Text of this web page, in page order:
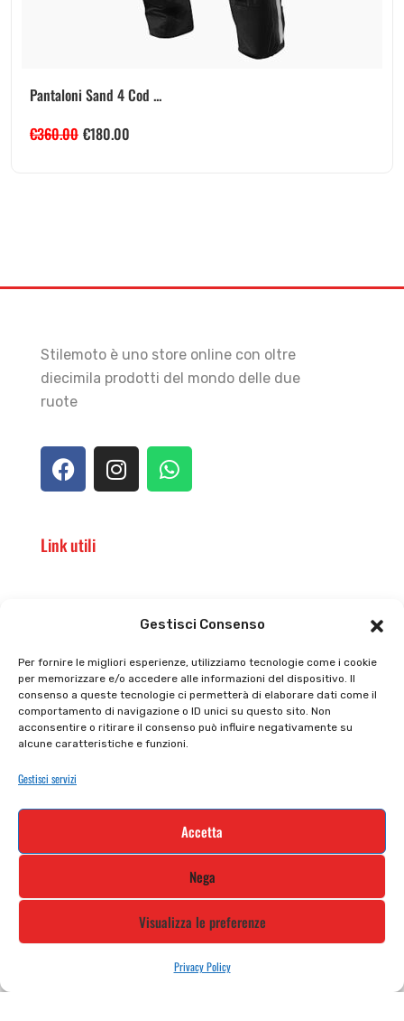
Gestisci Consenso
Per fornire le migliori esperienze, utilizziamo tecnologie come i cookie
per memorizzare e/o accedere alle informazioni del dispositivo. Il
consenso a queste tecnologie ci permetterà di elaborare dati come il
comportamento di navigazione o ID unici su questo sito. Non
acconsentire o ritirare il consenso può influire negativamente su
alcune caratteristiche e funzioni.
Gestisci servizi
Accetta
Nega
Visualizza le preferenze
Privacy Policy
Pantaloni Sand 4 Cod ...
€360.00 €180.00
Stilemoto è uno store online con oltre
diecimila prodotti del mondo delle due
ruote
Link utili
Privacy policy
Cookie policy
Tutti prodotti
Termini e condizioni
Iscriviti alla nostra newsletter e rimani